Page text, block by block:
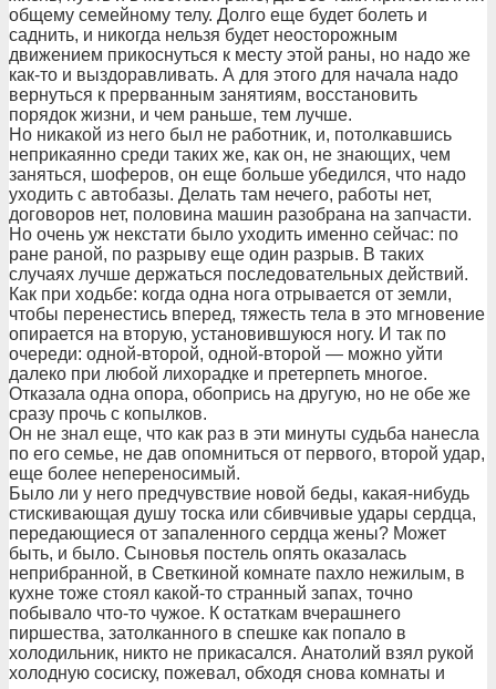
общему семейному телу. Долго еще будет болеть и
саднить, и никогда нельзя будет неосторожным
движением прикоснуться к месту этой раны, но надо же
как-то и выздоравливать. А для этого для начала надо
вернуться к прерванным занятиям, восстановить
порядок жизни, и чем раньше, тем лучше.
Но никакой из него был не работник, и, потолкавшись
неприкаянно среди таких же, как он, не знающих, чем
заняться, шоферов, он еще больше убедился, что надо
уходить с автобазы. Делать там нечего, работы нет,
договоров нет, половина машин разобрана на запчасти.
Но очень уж некстати было уходить именно сейчас: по
ране раной, по разрыву еще один разрыв. В таких
случаях лучше держаться последовательных действий.
Как при ходьбе: когда одна нога отрывается от земли,
чтобы перенестись вперед, тяжесть тела в это мгновение
опирается на вторую, установившуюся ногу. И так по
очереди: одной-второй, одной-второй — можно уйти
далеко при любой лихорадке и претерпеть многое.
Отказала одна опора, обопрись на другую, но не обе же
сразу прочь с копылков.
Он не знал еще, что как раз в эти минуты судьба нанесла
по его семье, не дав опомниться от первого, второй удар,
еще более непереносимый.
Было ли у него предчувствие новой беды, какая-нибудь
стискивающая душу тоска или сбивчивые удары сердца,
передающиеся от запаленного сердца жены? Может
быть, и было. Сыновья постель опять оказалась
неприбранной, в Светкиной комнате пахло нежилым, в
кухне тоже стоял какой-то странный запах, точно
побывало что-то чужое. К остаткам вчерашнего
пиршества, затолканного в спешке как попало в
холодильник, никто не прикасался. Анатолий взял рукой
холодную сосиску, пожевал, обходя снова комнаты и